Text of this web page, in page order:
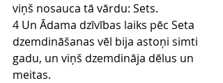
viņš nosauca tā vārdu: Sets.
4 Un Ādama dzīvības laiks pēc Seta
dzemdināšanas vēl bija astoņi simti
gadu, un viņš dzemdināja dēlus un
meitas.